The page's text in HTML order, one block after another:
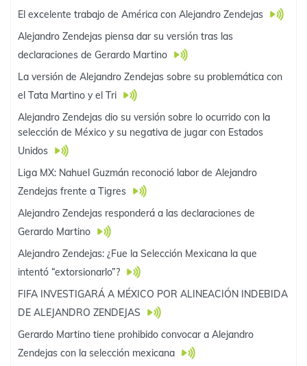
El excelente trabajo de América con Alejandro Zendejas
Alejandro Zendejas piensa dar su versión tras las
declaraciones de Gerardo Martino
La versión de Alejandro Zendejas sobre su problemática con
el Tata Martino y el Tri
Alejandro Zendejas dio su versión sobre lo ocurrido con la
selección de México y su negativa de jugar con Estados
Unidos
Liga MX: Nahuel Guzmán reconoció labor de Alejandro
Zendejas frente a Tigres
Alejandro Zendejas responderá a las declaraciones de
Gerardo Martino
Alejandro Zendejas: ¿Fue la Selección Mexicana la que
intentó “extorsionarlo”?
FIFA INVESTIGARÁ A MÉXICO POR ALINEACIÓN INDEBIDA
DE ALEJANDRO ZENDEJAS
Gerardo Martino tiene prohibido convocar a Alejandro
Zendejas con la selección mexicana